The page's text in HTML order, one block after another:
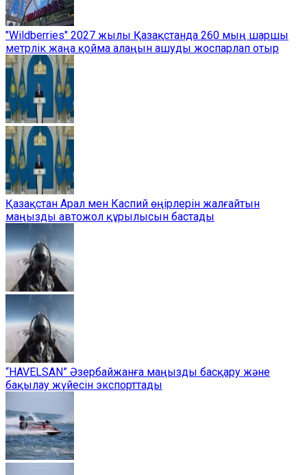
"Wildberries" 2027 жылы Қазақстанда 260 мың шаршы
метрлік жаңа қойма алаңын ашуды жоспарлап отыр
Қазақстан Арал мен Каспий өңірлерін жалғайтын
маңызды автожол құрылысын бастады
“HAVELSAN” Әзербайжанға маңызды басқару және
бақылау жүйесін экспорттады